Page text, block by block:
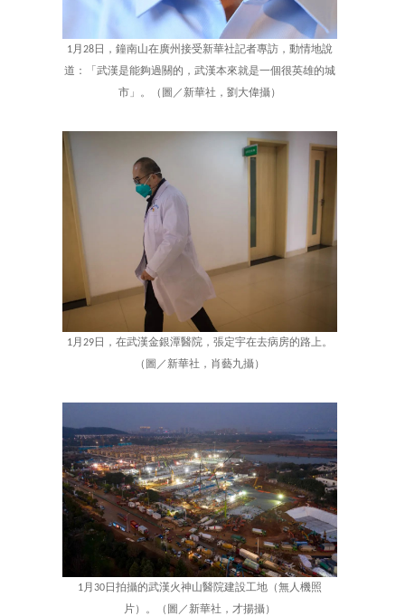
1月28日，鐘南山在廣州接受新華社記者專訪，動情地說
道：「武漢是能夠過關的，武漢本來就是一個很英雄的城
市」。（圖／新華社，劉大偉攝）
1月29日，在武漢金銀潭醫院，張定宇在去病房的路上。
（圖／新華社，肖藝九攝）
1月30日拍攝的武漢火神山醫院建設工地（無人機照
片）。（圖／新華社，才揚攝）